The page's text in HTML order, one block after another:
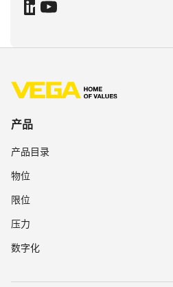
产品
产品目录
物位
限位
压力
数字化